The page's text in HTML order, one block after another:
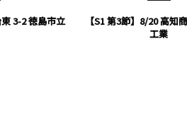
3-2 徳島市立
【S1 第3節】8/20 高知
工業